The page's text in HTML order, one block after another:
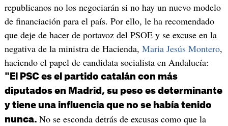
republicanos no los negociarán si no hay un nuevo modelo
de financiación para el país. Por ello, le ha recomendado
que deje de hacer de portavoz del PSOE y se excuse en la
negativa de la ministra de Hacienda, Maria Jesús Montero,
haciendo el papel de candidata socialista en Andalucía:
"El PSC es el partido catalán con más
diputados en Madrid, su peso es determinante
y tiene una influencia que no se había tenido
nunca. No se esconda detrás de excusas como que la